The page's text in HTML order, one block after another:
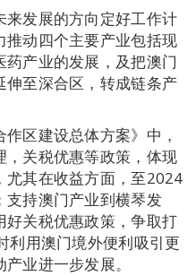
发展的方向定好工作计
动四个主要产业包括现
产业的发展，及把澳门
至深合区，转成链条产
区建设总体方案》中，
，关税优惠等政策，体现
尤其在收益方面，至2024
持澳门产业到横琴发
好关税优惠政策，争取打
利用澳门境外便利吸引更
业进一步发展。